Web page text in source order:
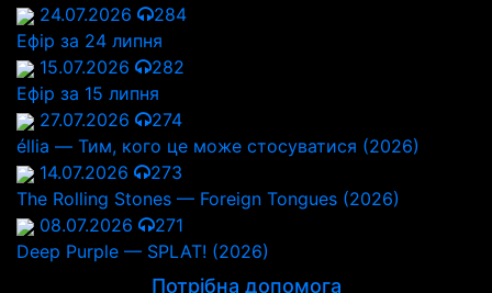
24.07.2026
284
Ефір за 24 липня
15.07.2026
282
Ефір за 15 липня
27.07.2026
274
éllia — Тим, кого це може стосуватися (2026)
14.07.2026
273
The Rolling Stones — Foreign Tongues (2026)
08.07.2026
271
Deep Purple — SPLAT! (2026)
Потрібна допомога